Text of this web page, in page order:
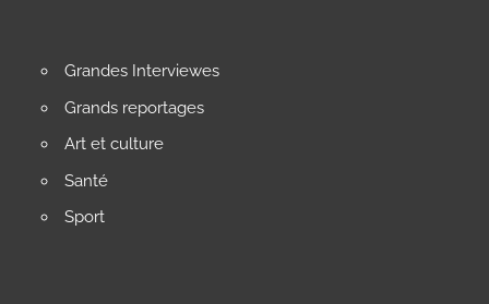
Grandes Interviewes
Grands reportages
Art et culture
Santé
Sport